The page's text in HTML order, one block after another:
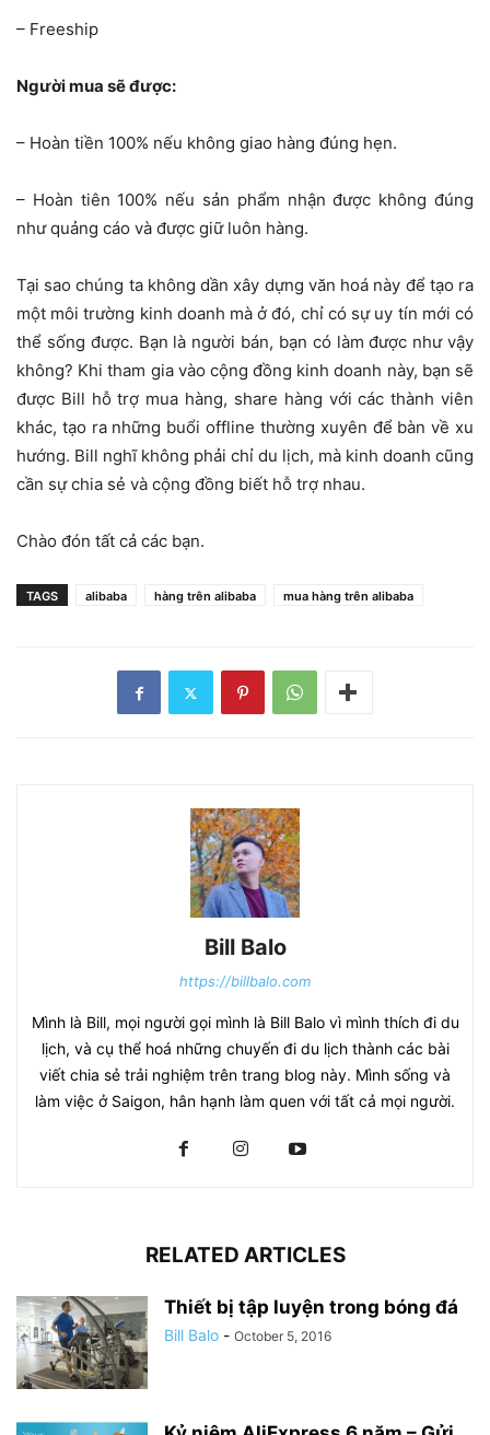
– Freeship
Người mua sẽ được:
– Hoàn tiền 100% nếu không giao hàng đúng hẹn.
– Hoàn tiên 100% nếu sản phẩm nhận được không đúng
như quảng cáo và được giữ luôn hàng.
Tại sao chúng ta không dần xây dựng văn hoá này để tạo ra
một môi trường kinh doanh mà ở đó, chỉ có sự uy tín mới có
thể sống được. Bạn là người bán, bạn có làm được như vậy
không? Khi tham gia vào cộng đồng kinh doanh này, bạn sẽ
được Bill hỗ trợ mua hàng, share hàng với các thành viên
khác, tạo ra những buổi offline thường xuyên để bàn về xu
hướng. Bill nghĩ không phải chỉ du lịch, mà kinh doanh cũng
cần sự chia sẻ và cộng đồng biết hỗ trợ nhau.
Chào đón tất cả các bạn.
TAGS alibaba hàng trên alibaba mua hàng trên alibaba
Bill Balo
https://billbalo.com
Mình là Bill, mọi người gọi mình là Bill Balo vì mình thích đi du
lịch, và cụ thể hoá những chuyến đi du lịch thành các bài
viết chia sẻ trải nghiệm trên trang blog này. Mình sống và
làm việc ở Saigon, hân hạnh làm quen với tất cả mọi người.
RELATED ARTICLES
Thiết bị tập luyện trong bóng đá
Bill Balo - October 5, 2016